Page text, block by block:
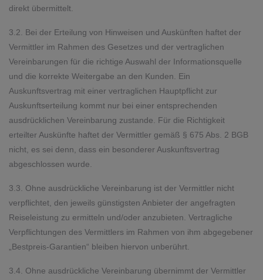
direkt übermittelt.
3.2. Bei der Erteilung von Hinweisen und Auskünften haftet der
Vermittler im Rahmen des Gesetzes und der vertraglichen
Vereinbarungen für die richtige Auswahl der Informationsquelle
und die korrekte Weitergabe an den Kunden. Ein
Auskunftsvertrag mit einer vertraglichen Hauptpflicht zur
Auskunftserteilung kommt nur bei einer entsprechenden
ausdrücklichen Vereinbarung zustande. Für die Richtigkeit
erteilter Auskünfte haftet der Vermittler gemäß § 675 Abs. 2 BGB
nicht, es sei denn, dass ein besonderer Auskunftsvertrag
abgeschlossen wurde.
3.3. Ohne ausdrückliche Vereinbarung ist der Vermittler nicht
verpflichtet, den jeweils günstigsten Anbieter der angefragten
Reiseleistung zu ermitteln und/oder anzubieten. Vertragliche
Verpflichtungen des Vermittlers im Rahmen von ihm abgegebener
„Bestpreis-Garantien“ bleiben hiervon unberührt.
3.4. Ohne ausdrückliche Vereinbarung übernimmt der Vermittler